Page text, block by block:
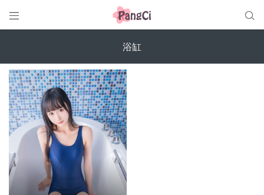
 
浴缸